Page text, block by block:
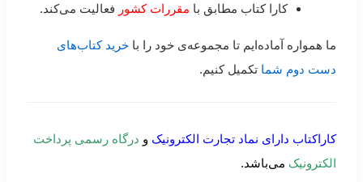
کارا کتاب مطابق با مقررات کشور فعالیت می‌کند.
ما همواره آماده‌ایم تا مجموعه‌ی خود را با خرید کتاب‌های
دست دوم شما تکمیل کنیم.
کاراکتاب دارای نماد تجارت الکترونیک و درگاه رسمی پرداخت
الکترونیک می‌باشد.